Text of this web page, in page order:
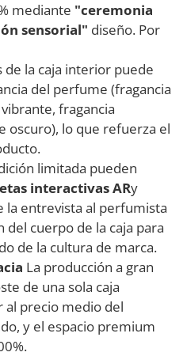
mediante "ceremonia
sensorial" diseño. Por
de la caja interior puede
del perfume (fragancia
fragancia
oscuro), lo que refuerza el
limitada pueden
interactivas ARy
la entrevista al perfumista
del cuerpo de la caja para
de la cultura de marca.
La producción a gran
de una sola caja
al precio medio del
y el espacio premium